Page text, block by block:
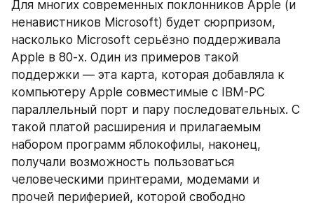
Для многих современных поклонников Apple (и
ненавистников Microsoft) будет сюрпризом,
насколько Microsoft серьёзно поддерживала
Apple в 80-х. Один из примеров такой
поддержки — эта карта, которая добавляла к
компьютеру Apple совместимые с IBM-PC
параллельный порт и пару последовательных. С
такой платой расширения и прилагаемым
набором программ яблокофилы, наконец,
получали возможность пользоваться
человеческими принтерами, модемами и
прочей периферией, которой свободно